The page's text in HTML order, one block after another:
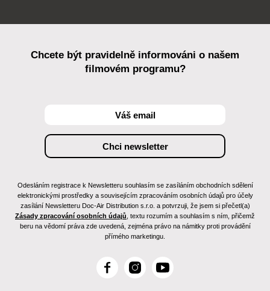
Chcete být pravidelně informováni o našem
filmovém programu?
Odesláním registrace k Newsletteru souhlasím se zasíláním obchodních sdělení
elektronickými prostředky a souvisejícím zpracováním osobních údajů pro účely
zasílání Newsletteru Doc-Air Distribution s.r.o. a potvrzuji, že jsem si přečetl(a)
Zásady zpracování osobních údajů , textu rozumím a souhlasím s ním, přičemž
beru na vědomí práva zde uvedená, zejména právo na námitky proti provádění
přímého marketingu.
F
I
Y